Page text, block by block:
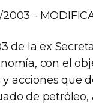
2003 -
de la ex
con el
acciones que
de petróleo,